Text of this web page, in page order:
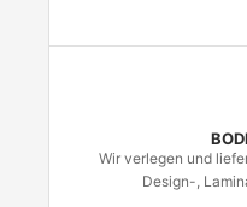
Wir verlegen und
Design-,